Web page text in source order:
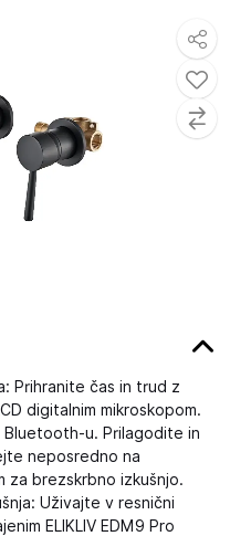
Prihranite čas in trud z
digitalnim mikroskopom.
Bluetooth-u. Prilagodite in
neposredno na
za brezskrbno izkušnjo.
Uživajte v resnični
ELIKLIV EDM9 Pro